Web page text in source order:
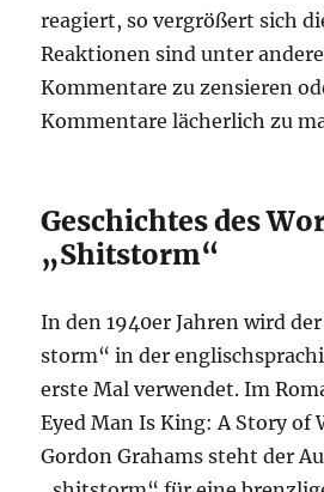
reagiert, so vergrößert sich
Reaktionen sind unter
Kommentare zu zensieren
Kommentare lächerlich zu
Geschichtes des
„Shitstorm“
In den 1940er Jahren wird
storm“ in der
erste Mal verwendet. Im
Eyed Man Is King: A Story of
Gordon Grahams steht der